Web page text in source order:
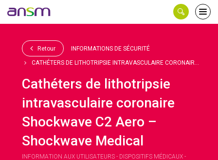
le
Retour INFORMATIONS DE SÉCURITÉ
CATHÉTERS DE LITHOTRIPSIE INTRAVASCULAIRE CORONAIR...
Cathéters de lithotripsie
intravasculaire coronaire
Shockwave C2 Aero –
Shockwave Medical
INFORMATION AUX UTILISATEURS - DISPOSITIFS MÉDICAUX -